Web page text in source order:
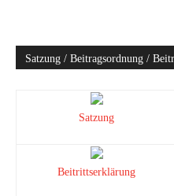
Satzung / Beitragsordnung /
Satzung
Beitrittserklärung